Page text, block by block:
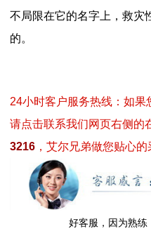
不局限在它的名字上，救灾
的。
24小时客户服务热线：如果
请点击联系我们网页右侧的
3216 ，艾尔兄弟做您贴心的
好客服，因为熟练